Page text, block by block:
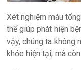
Xét nghiệm máu
thể giúp phát hiện
vậy, chúng ta không
khỏe hiện tại, mà còn